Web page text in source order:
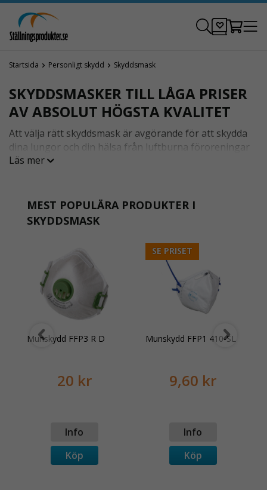
Startsida Personligt skydd Skyddsmask
SKYDDSMASKER TILL LÅGA PRISER
AV ABSOLUT HÖGSTA KVALITET
Att välja rätt skyddsmask är avgörande för att skydda
dina lungor och din hälsa från luftburna föroreningar
såsom aerosoler, damm, ånga, fiber och giftiga ämnen.
användningsområde.
Är du osäker på vilken skyddsmask du behöver?
Läs mer
MEST POPULÄRA PRODUKTER I
SKYDDSMASK
Munskydd FFP3 R D
20 kr
Info
Köp
SE PRISET
Munskydd FFP1 410-SL
9,60 kr
Info
Köp